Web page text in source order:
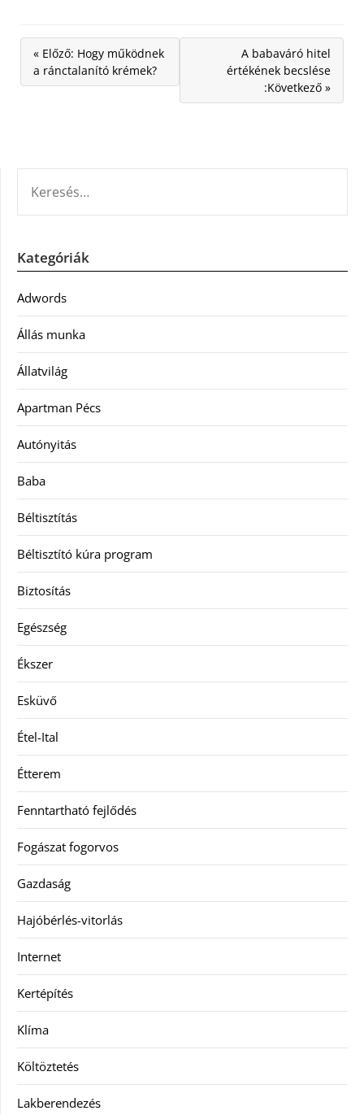
« Előző: Hogy működnek
a ránctalanító krémek?
A babaváró hitel
értékének becslése
:Következő »
Kategóriák
Adwords
Állás munka
Állatvilág
Apartman Pécs
Autónyitás
Baba
Béltisztítás
Béltisztító kúra program
Biztosítás
Egészség
Ékszer
Esküvő
Étel-Ital
Étterem
Fenntartható fejlődés
Fogászat fogorvos
Gazdaság
Hajóbérlés-vitorlás
Internet
Kertépítés
Klíma
Költöztetés
Lakberendezés